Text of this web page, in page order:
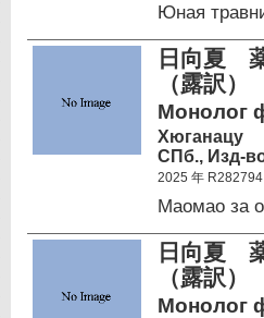
Юная
日向夏
（露訳）
Монолог
Хюганацу
СПб., Изд-
2025 年 R282794
Маомао за
日向夏
（露訳）
Монолог